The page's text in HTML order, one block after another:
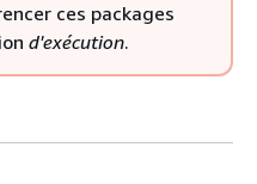
ces packages
d'exécution.